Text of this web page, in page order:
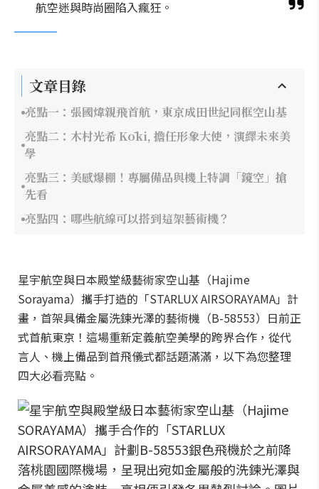
航空迷與時尚圈陷入瘋狂。
文章目錄
亮點一：張國煒親飛首航，東京成田世紀同框空山基
亮點二：木村光希 Kōki, 擔任形象大使，演繹未來美
學
亮點三：美感爆棚！專屬備品與機上特調「鏡空」搶
先看
亮點四：哪些航線可以搭到這架藝術機？
星宇航空與日本殿堂級藝術家空山基（Hajime
Sorayama）攜手打造的「STARLUX AIRSORAYAMA」計
畫，首架具備金屬洗鍊光澤的藝術機（B-58553）日前正
式首航東京！這場重新定義航空美學的跨界合作，從代
言人、機上備品到首飛儀式都話題滿滿，以下為您整理
四大必看亮點。